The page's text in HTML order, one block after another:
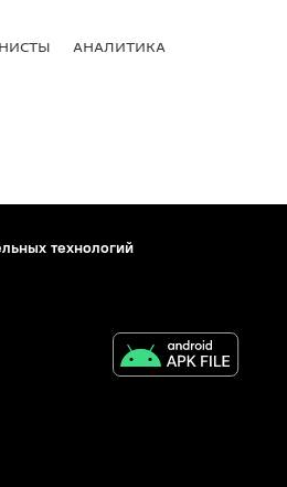
АНАЛИТИКА
технологий